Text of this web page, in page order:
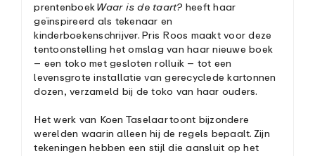
prentenboek Waar is de taart? heeft haar
geïnspireerd als tekenaar en
kinderboekenschrijver. Pris Roos maakt voor deze
tentoonstelling het omslag van haar nieuwe boek
– een toko met gesloten rolluik – tot een
levensgrote installatie van gerecyclede kartonnen
dozen, verzameld bij de toko van haar ouders.
Het werk van Koen Taselaar toont bijzondere
werelden waarin alleen hij de regels bepaalt. Zijn
tekeningen hebben een stijl die aansluit op het